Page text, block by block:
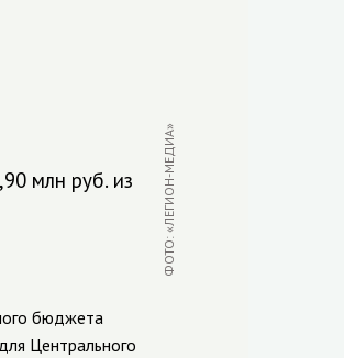
млн руб. из
ФОТО: «ЛЕГИОН-МЕДИА»
бюджета
Центрального